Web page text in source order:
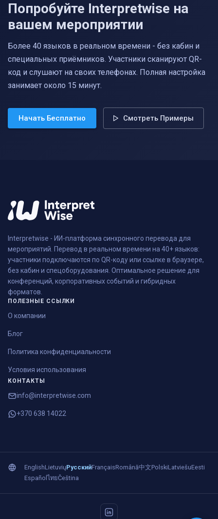
Попробуйте Interpretwise на
вашем мероприятии
Более 40 языков в реальном времени - без кабин и
специальных приёмников. Участники сканируют QR-
код и слушают на своих телефонах. Полная настройка
занимает около 15 минут.
Начать Бесплатно Смотреть Примеры
Interpretwise - ИИ-платформа синхронного перевода для
мероприятий. Перевод в реальном времени на 40+ языков:
участники подключаются по QR-коду или ссылке в браузере,
без кабин и спецоборудования. Оптимальное решение для
конференций, корпоративных событий и гибридных
форматов.
ПОЛЕЗНЫЕ ССЫЛКИ
О компании
Блог
Политика конфиденциальности
Условия использования
КОНТАКТЫ
info@interpretwise.com
+370 638 14022
EnglishLietuviųРусскийFrançaisRomână中文PolskiLatviešuEesti
EspañolไทยČeština